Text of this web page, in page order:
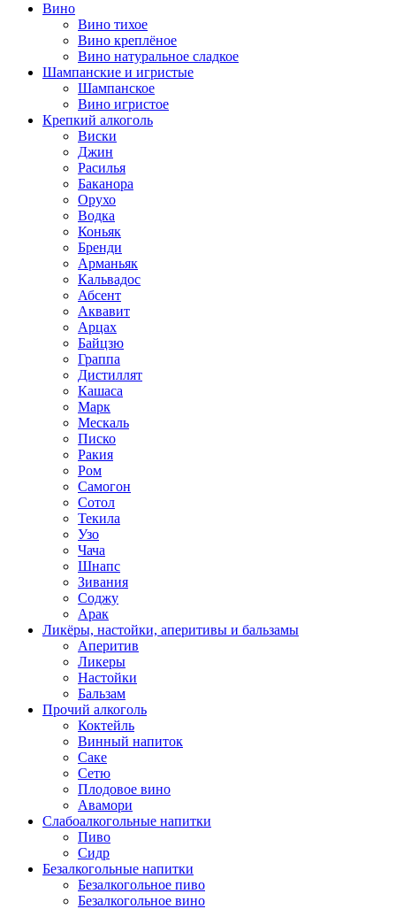
Вино
Вино тихое
Вино креплёное
Вино натуральное сладкое
Шампанские и игристые
Шампанское
Вино игристое
Крепкий алкоголь
Виски
Джин
Расилья
Баканора
Орухо
Водка
Коньяк
Бренди
Арманьяк
Кальвадос
Абсент
Аквавит
Арцах
Байцзю
Граппа
Дистиллят
Кашаса
Марк
Мескаль
Писко
Ракия
Ром
Самогон
Сотол
Текила
Узо
Чача
Шнапс
Зивания
Соджу
Арак
Ликёры, настойки, аперитивы и бальзамы
Аперитив
Ликеры
Настойки
Бальзам
Прочий алкоголь
Коктейль
Винный напиток
Саке
Сетю
Плодовое вино
Авамори
Слабоалкогольные напитки
Пиво
Сидр
Безалкогольные напитки
Безалкогольное пиво
Безалкогольное вино